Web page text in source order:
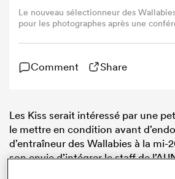
Le nouveau sélectionneur des
pour les photographes après une
Khan / AFP)
Comment Share
Les Kiss serait intéressé par une
le mettre en condition avant
d’entraîneur des Wallabies à la mi-
son envie d’intégrer le staff de